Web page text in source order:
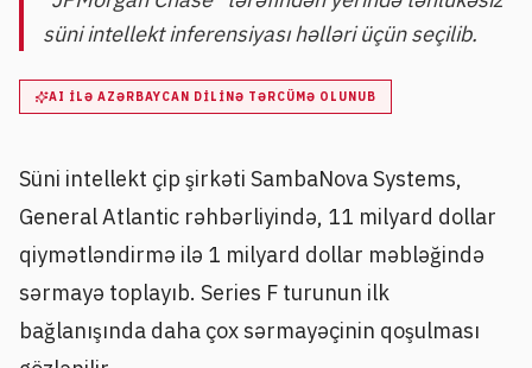
süni intellekt inferensiyası həlləri üçün seçilib.
AI ILƏ AZƏRBAYCAN DILINƏ TƏRCÜMƏ OLUNUB
Süni intellekt çip şirkəti SambaNova Systems,
General Atlantic rəhbərliyində, 11 milyard dollar
qiymətləndirmə ilə 1 milyard dollar məbləğində
sərmayə toplayıb. Series F turunun ilk
bağlanışında daha çox sərmayəçinin qoşulması